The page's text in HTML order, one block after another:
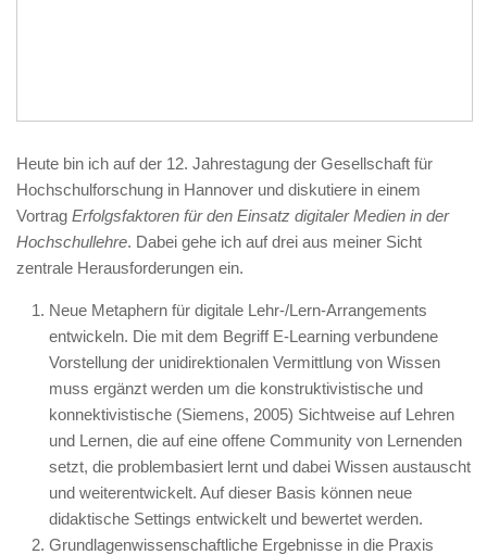
Heute bin ich auf der 12. Jahrestagung der Gesellschaft für
Hochschulforschung in Hannover und diskutiere in einem
Vortrag Erfolgsfaktoren für den Einsatz digitaler Medien in der
Hochschullehre. Dabei gehe ich auf drei aus meiner Sicht
zentrale Herausforderungen ein.
Neue Metaphern für digitale Lehr-/Lern-Arrangements
entwickeln. Die mit dem Begriff E-Learning verbundene
Vorstellung der unidirektionalen Vermittlung von Wissen
muss ergänzt werden um die konstruktivistische und
konnektivistische (Siemens, 2005) Sichtweise auf Lehren
und Lernen, die auf eine offene Community von Lernenden
setzt, die problembasiert lernt und dabei Wissen austauscht
und weiterentwickelt. Auf dieser Basis können neue
didaktische Settings entwickelt und bewertet werden.
Grundlagenwissenschaftliche Ergebnisse in die Praxis